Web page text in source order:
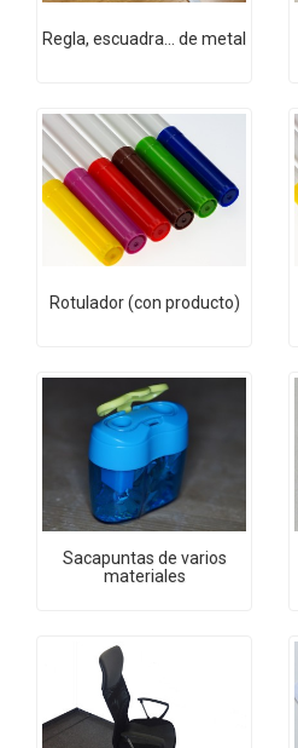
Regla, escuadra... de metal
Rotulador (con producto)
Sacapuntas de varios
materiales